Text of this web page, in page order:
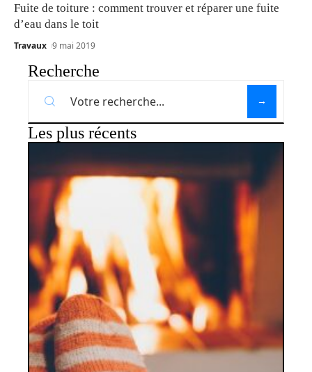
Fuite de toiture : comment trouver et réparer une fuite
d’eau dans le toit
Travaux 9 mai 2019
Recherche
Les plus récents